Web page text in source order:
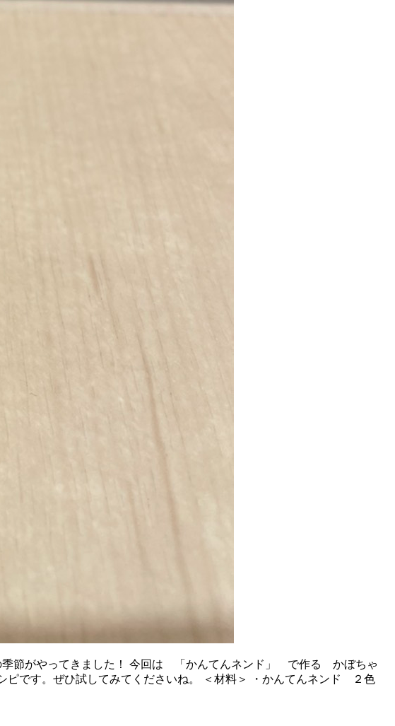
季節がやってきました！ 今回は 「かんてんネンド」 で作る かぼちゃ
ピです。ぜひ試してみてくださいね。 ＜材料＞ ・かんてんネンド ２色